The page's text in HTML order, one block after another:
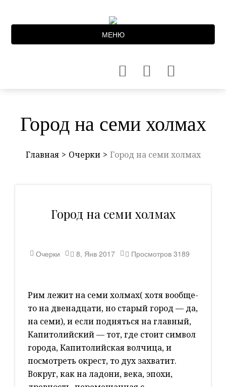
МЕНЮ
Город на семи холмах
Главная Очерки Город на семи холмах
Город на семи холмах
Очерки 8, Янв 2017 Просмотров 3189
Рим лежит на семи холмах( хотя вообще-
то на двенадцати, но старый город — да,
на семи), и если подняться на главный,
Капитолийский — тот, где стоит символ
города, Капитолийская волчица, и
посмотреть окрест, то дух захватит.
Вокруг, как на ладони, века, эпохи,